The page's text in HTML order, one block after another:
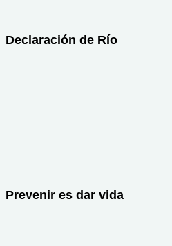
Declaración de Río
Prevenir es dar vida